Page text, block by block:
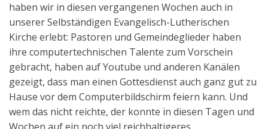
Kontakt
English
haben wir in diesen vergangenen Wochen auch in
unserer Selbständigen Evangelisch-Lutherischen
Kirche erlebt: Pastoren und Gemeindeglieder haben
ihre computertechnischen Talente zum Vorschein
gebracht, haben auf Youtube und anderen Kanälen
gezeigt, dass man einen Gottesdienst auch ganz gut zu
Hause vor dem Computerbildschirm feiern kann. Und
wem das nicht reichte, der konnte in diesen Tagen und